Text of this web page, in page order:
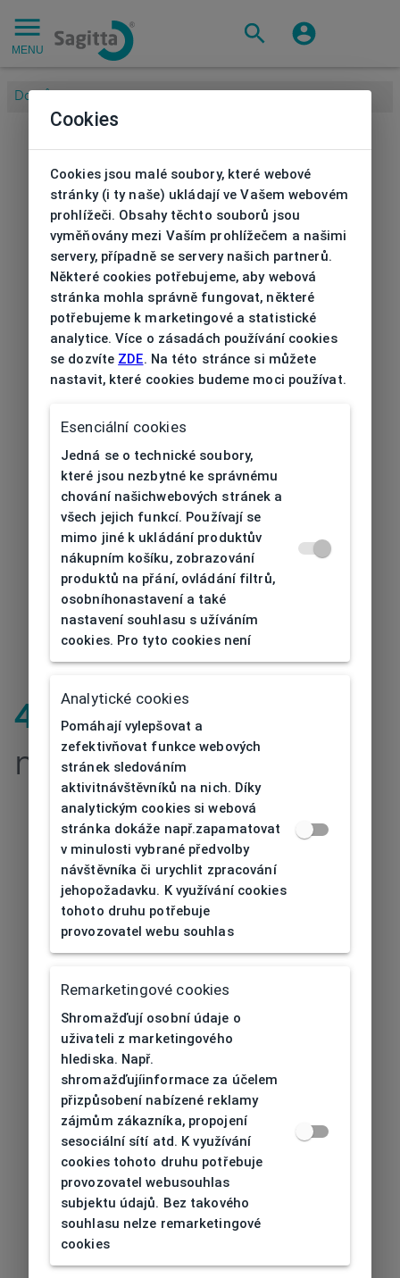
MENU
Domů
404| Stránka
nenalezena
Cookies
Cookies jsou malé soubory, které webové
stránky (i ty naše) ukládají ve Vašem webovém
prohlížeči. Obsahy těchto souborů jsou
vyměňovány mezi Vaším prohlížečem a našimi
servery, případně se servery našich partnerů.
Některé cookies potřebujeme, aby webová
stránka mohla správně fungovat, některé
potřebujeme k marketingové a statistické
analytice. Více o zásadách používání cookies
se dozvíte ZDE. Na této stránce si můžete
nastavit, které cookies budeme moci používat.
Esenciální cookies
Jedná se o technické soubory,
které jsou nezbytné ke správnému
chování našichwebových stránek a
všech jejich funkcí. Používají se
mimo jiné k ukládání produktův
nákupním košíku, zobrazování
produktů na přání, ovládání filtrů,
osobníhonastavení a také
nastavení souhlasu s užíváním
cookies. Pro tyto cookies není
Analytické cookies
Pomáhají vylepšovat a
zefektivňovat funkce webových
stránek sledováním
aktivitnávštěvníků na nich. Díky
analytickým cookies si webová
stránka dokáže např.zapamatovat
v minulosti vybrané předvolby
návštěvníka či urychlit zpracování
jehopožadavku. K využívání cookies
tohoto druhu potřebuje
provozovatel webu souhlas
Remarketingové cookies
Shromažďují osobní údaje o
uživateli z marketingového
hlediska. Např.
shromažďujíinformace za účelem
přizpůsobení nabízené reklamy
zájmům zákazníka, propojení
sesociální sítí atd. K využívání
cookies tohoto druhu potřebuje
provozovatel webusouhlas
subjektu údajů. Bez takového
souhlasu nelze remarketingové
cookies